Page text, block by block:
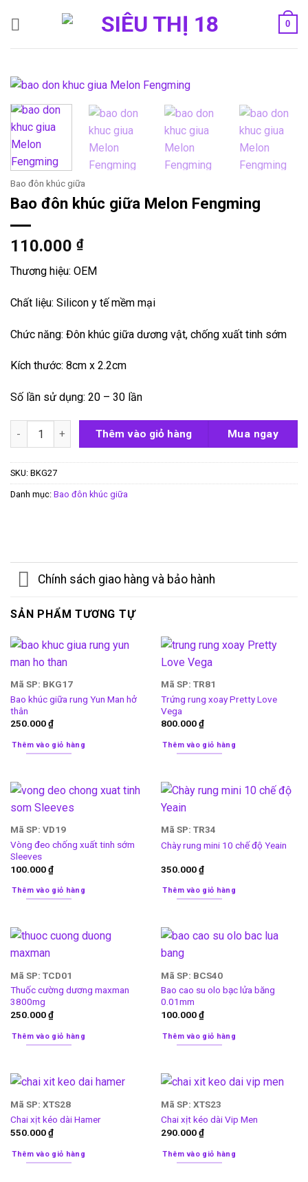
0
Bao đôn khúc giữa
Bao đôn khúc giữa Melon Fengming
110.000 ₫
Thương hiệu: OEM
Chất liệu: Silicon y tế mềm mại
Chức năng: Đôn khúc giữa dương vật, chống xuất tinh sớm
Kích thước: 8cm x 2.2cm
Số lần sử dụng: 20 – 30 lần
Bao đôn khúc giữa Melon Fengming số lượng
Thêm vào giỏ hàng Mua ngay
SKU: BKG27
Danh mục: Bao đôn khúc giữa
Chính sách giao hàng và bảo hành
SẢN PHẨM TƯƠNG TỰ
Mã SP: BKG17
Bao khúc giữa rung Yun Man hở
thân
250.000₫
Thêm vào giỏ hàng
Mã SP: TR81
Trứng rung xoay Pretty Love
Vega
800.000₫
Thêm vào giỏ hàng
Mã SP: VD19
Vòng đeo chống xuất tinh sớm
Sleeves
100.000₫
Thêm vào giỏ hàng
Mã SP: TR34
Chày rung mini 10 chế độ Yeain
350.000₫
Thêm vào giỏ hàng
Mã SP: TCD01
Thuốc cường dương maxman
3800mg
250.000₫
Thêm vào giỏ hàng
Mã SP: BCS40
Bao cao su olo bạc lửa băng
0.01mm
100.000₫
Thêm vào giỏ hàng
Mã SP: XTS28
Chai xịt kéo dài Hamer
550.000₫
Thêm vào giỏ hàng
Mã SP: XTS23
Chai xịt kéo dài Vip Men
290.000₫
Thêm vào giỏ hàng